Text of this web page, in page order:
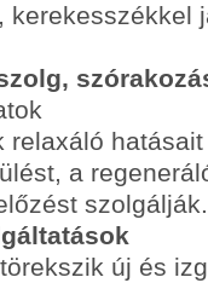
kerekesszékkel
relaxáló
a
szolgálják.
új és